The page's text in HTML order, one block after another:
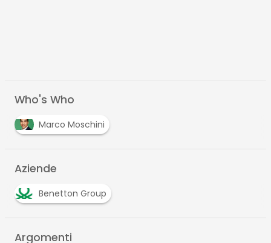
Who's Who
Marco Moschini
Aziende
Benetton Group
Argomenti